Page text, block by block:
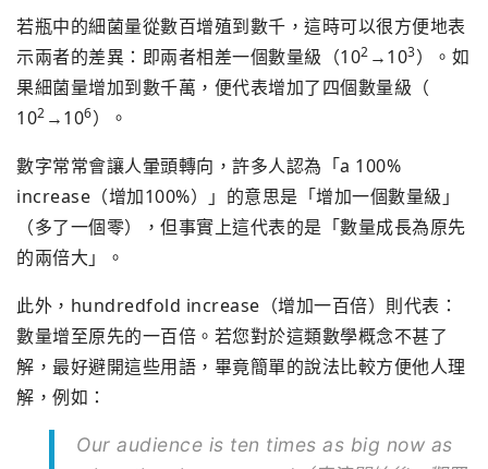
若瓶中的細菌量從數百增殖到數千， 這時可以很方便地表
示兩者的差異：即兩者相差一個數量級（102 →103）。如
果細菌量增加到數千萬，便代表增加了四個數量級（
102 →106）。
數字常常會讓人暈頭轉向，許多人認為「a 100%
increase（增加100%）」的意思是「增加一個數量級」
（多了一個零），但事實上這代表的是「數量成長為原先
的兩倍大」
。
此外，hundredfold increase（增加一百倍）則代表：
數量增至原先的一百倍。 若您對於這類數學概念不甚了
解，最好避開這些用語， 畢竟簡單的說法比較方便他人理
解，例如：
Our audience is ten times as big now as